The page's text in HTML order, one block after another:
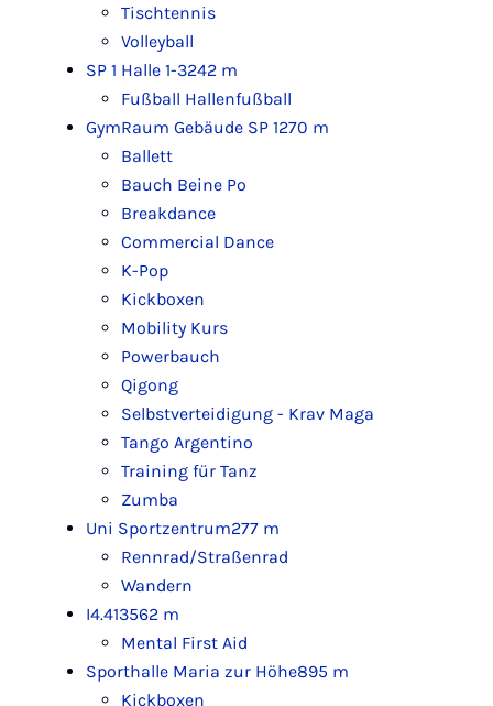
Tischtennis
Volleyball
SP 1 Halle 1-3242 m
Fußball Hallenfußball
GymRaum Gebäude SP 1270 m
Ballett
Bauch Beine Po
Breakdance
Commercial Dance
K-Pop
Kickboxen
Mobility Kurs
Powerbauch
Qigong
Selbstverteidigung - Krav Maga
Tango Argentino
Training für Tanz
Zumba
Uni Sportzentrum277 m
Rennrad/Straßenrad
Wandern
I4.413562 m
Mental First Aid
Sporthalle Maria zur Höhe895 m
Kickboxen